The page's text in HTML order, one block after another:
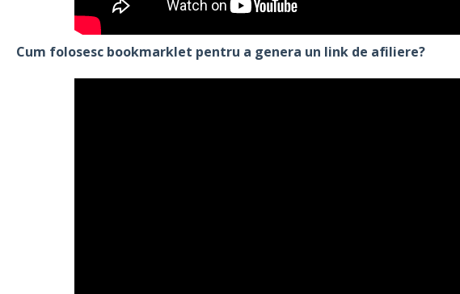
Cum folosesc bookmarklet pentru a genera un link de afiliere?